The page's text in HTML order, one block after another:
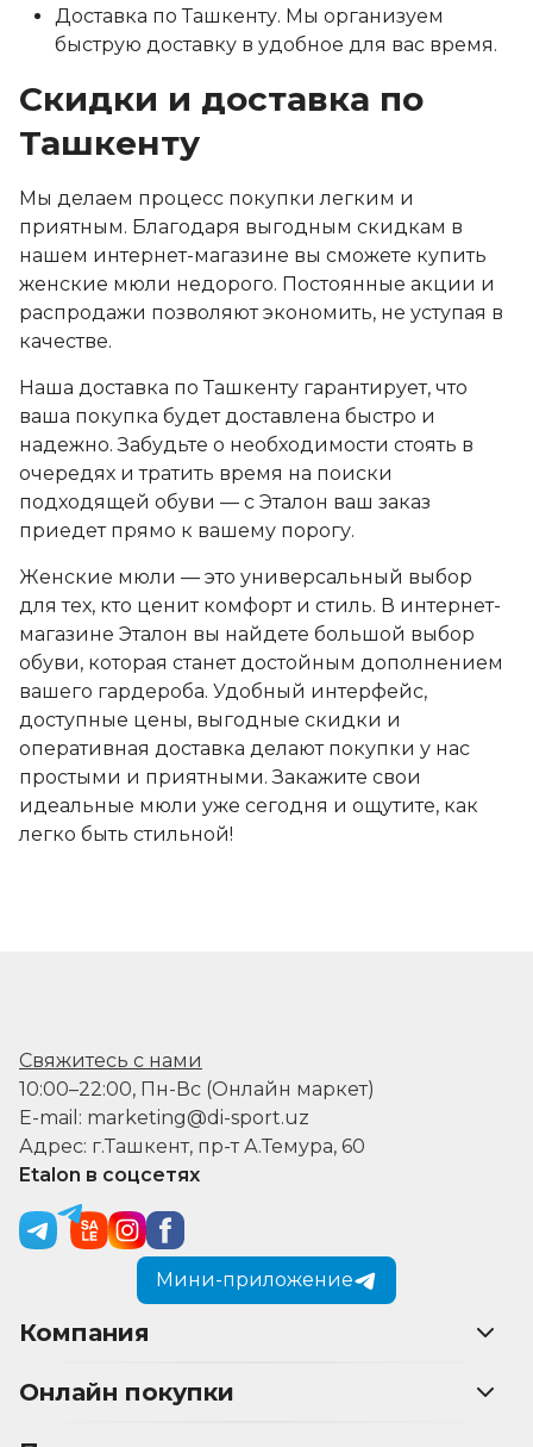
Доставка по Ташкенту. Мы организуем
быструю доставку в удобное для вас время.
Скидки и доставка по
Ташкенту
Мы делаем процесс покупки легким и
приятным. Благодаря выгодным скидкам в
нашем интернет-магазине вы сможете купить
женские мюли недорого. Постоянные акции и
распродажи позволяют экономить, не уступая в
качестве.
Наша доставка по Ташкенту гарантирует, что
ваша покупка будет доставлена быстро и
надежно. Забудьте о необходимости стоять в
очередях и тратить время на поиски
подходящей обуви — с Эталон ваш заказ
приедет прямо к вашему порогу.
Женские мюли — это универсальный выбор
для тех, кто ценит комфорт и стиль. В интернет-
магазине Эталон вы найдете большой выбор
обуви, которая станет достойным дополнением
вашего гардероба. Удобный интерфейс,
доступные цены, выгодные скидки и
оперативная доставка делают покупки у нас
простыми и приятными. Закажите свои
идеальные мюли уже сегодня и ощутите, как
легко быть стильной!
Свяжитесь с нами
10:00–22:00, Пн-Вс (Онлайн маркет)
E-mail: marketing@di-sport.uz
Адрес: г.Ташкент, пр-т А.Темура, 60
Etalon в соцсетях
Мини-приложение
Компания
Онлайн покупки